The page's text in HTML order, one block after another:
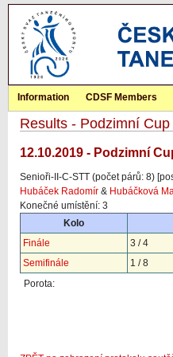
Information CDSF Members
Results - Podzimní
12.10.2019 - Podzimní
Senioři-II-C-STT (počet párů: 8)
Hubáček Radomír & Hubáčková
Konečné umístění: 3
Kolo
Finále
3 / 4
Semifinále
1 / 8
Porota: